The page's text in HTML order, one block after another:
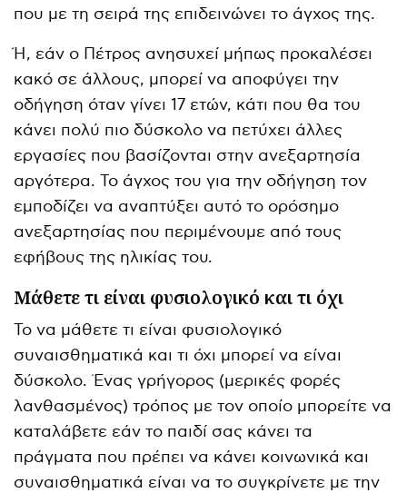
που με τη σειρά της επιδεινώνει το άγχος της.
Ή, εάν ο Πέτρος ανησυχεί μήπως προκαλέσει
κακό σε άλλους, μπορεί να αποφύγει την
οδήγηση όταν γίνει 17 ετών, κάτι που θα του
κάνει πολύ πιο δύσκολο να πετύχει άλλες
εργασίες που βασίζονται στην ανεξαρτησία
αργότερα. Το άγχος του για την οδήγηση τον
εμποδίζει να αναπτύξει αυτό το ορόσημο
ανεξαρτησίας που περιμένουμε από τους
εφήβους της ηλικίας του.
Μάθετε τι είναι φυσιολογικό και τι όχι
Το να μάθετε τι είναι φυσιολογικό
συναισθηματικά και τι όχι μπορεί να είναι
δύσκολο. Ένας γρήγορος (μερικές φορές
λανθασμένος) τρόπος με τον οποίο μπορείτε να
καταλάβετε εάν το παιδί σας κάνει τα
πράγματα που πρέπει να κάνει κοινωνικά και
συναισθηματικά είναι να το συγκρίνετε με την